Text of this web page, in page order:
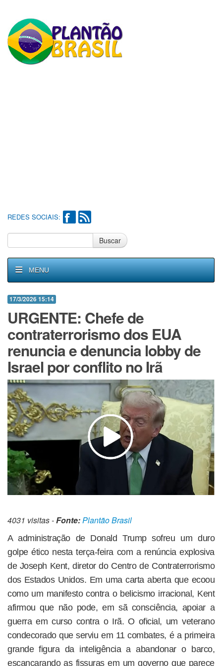
REDES SOCIAIS:
Buscar
MENU
17/3/2026 15:14
URGENTE: Chefe de
contraterrorismo dos EUA
renuncia e denuncia lobby de
Israel por conflito no Irã
4031 visitas -Fonte:Plantão Brasil
A administração de Donald Trump sofreu um duro
golpe ético nesta terça-feira com a renúncia explosiva
de Joseph Kent, diretor do Centro de Contraterrorismo
dos Estados Unidos. Em uma carta aberta que ecoou
como um manifesto contra o belicismo irracional, Kent
afirmou que não pode, em sã consciência, apoiar a
guerra em curso contra o Irã. O oficial, um veterano
condecorado que serviu em 11 combates, é a primeira
grande figura da inteligência a abandonar o barco,
escancarando as fissuras em um governo que parece